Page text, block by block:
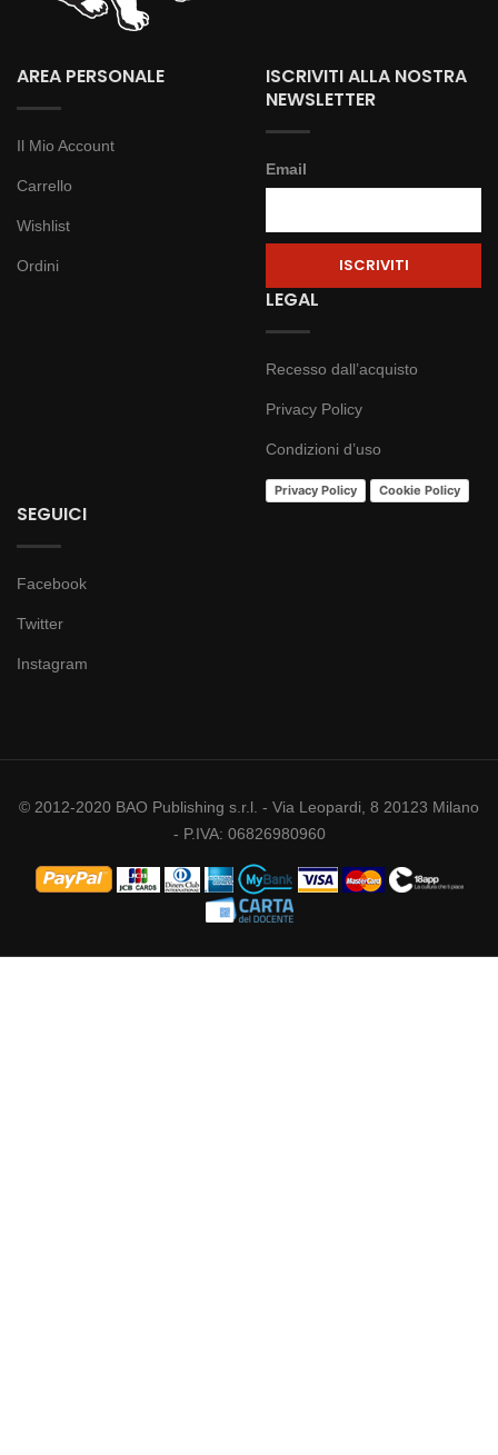
AREA PERSONALE
Il Mio Account
Carrello
Wishlist
Ordini
ISCRIVITI ALLA NOSTRA
NEWSLETTER
Email
LEGAL
Recesso dall’acquisto
Privacy Policy
Condizioni d’uso
Privacy Policy Cookie Policy
SEGUICI
Facebook
Twitter
Instagram
© 2012-2020 BAO Publishing s.r.l. - Via Leopardi, 8 20123 Milano
- P.IVA: 06826980960